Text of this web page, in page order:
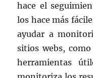
hace el
los hace más
ayudar a
sitios webs,
herramientas